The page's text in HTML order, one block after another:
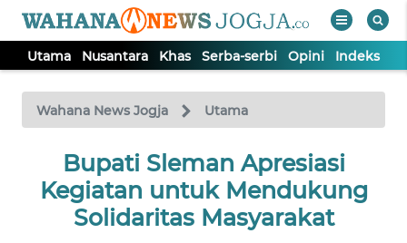
Utama Nusantara Khas Serba-serbi Opini Indeks
Wahana News Jogja Utama
Bupati Sleman Apresiasi
Kegiatan untuk Mendukung
Solidaritas Masyarakat
TV
Tutup
UTAMA
NUSANTARA